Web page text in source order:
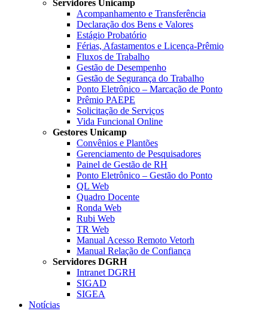
Servidores Unicamp
Acompanhamento e Transferência
Declaração dos Bens e Valores
Estágio Probatório
Férias, Afastamentos e Licença-Prêmio
Fluxos de Trabalho
Gestão de Desempenho
Gestão de Segurança do Trabalho
Ponto Eletrônico – Marcação de Ponto
Prêmio PAEPE
Solicitação de Serviços
Vida Funcional Online
Gestores Unicamp
Convênios e Plantões
Gerenciamento de Pesquisadores
Painel de Gestão de RH
Ponto Eletrônico – Gestão do Ponto
QL Web
Quadro Docente
Ronda Web
Rubi Web
TR Web
Manual Acesso Remoto Vetorh
Manual Relação de Confiança
Servidores DGRH
Intranet DGRH
SIGAD
SIGEA
Notícias